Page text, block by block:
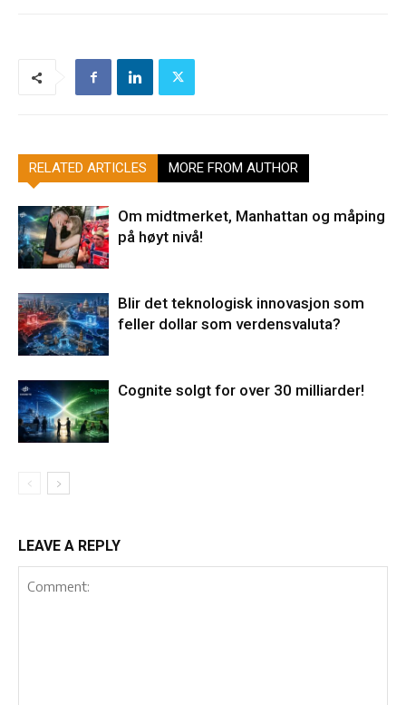
RELATED ARTICLES MORE FROM AUTHOR
Om midtmerket, Manhattan og måping
på høyt nivå!
Blir det teknologisk innovasjon som
feller dollar som verdensvaluta?
Cognite solgt for over 30 milliarder!
LEAVE A REPLY